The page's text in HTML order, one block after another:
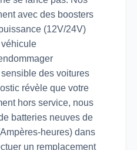
avec des boosters
(12V/24V)
véhicule
des voitures
révèle que votre
hors service, nous
batteries neuves de
heures) dans
un remplacement